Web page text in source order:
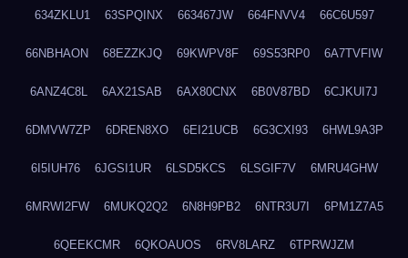
634ZKLU1 63SPQINX 663467JW 664FNVV4 66C6U597
66NBHAON 68EZZKJQ 69KWPV8F 69S53RP0 6A7TVFIW
6ANZ4C8L 6AX21SAB 6AX80CNX 6B0V87BD 6CJKUI7J
6DMVW7ZP 6DREN8XO 6EI21UCB 6G3CXI93 6HWL9A3P
6I5IUH76 6JGSI1UR 6LSD5KCS 6LSGIF7V 6MRU4GHW
6MRWI2FW 6MUKQ2Q2 6N8H9PB2 6NTR3U7I 6PM1Z7A5
6QEEKCMR 6QKOAUOS 6RV8LARZ 6TPRWJZM